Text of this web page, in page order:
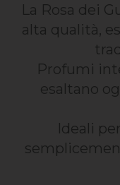
La Rosa dei
alta qualità,
Profumi
esaltano
Ideali